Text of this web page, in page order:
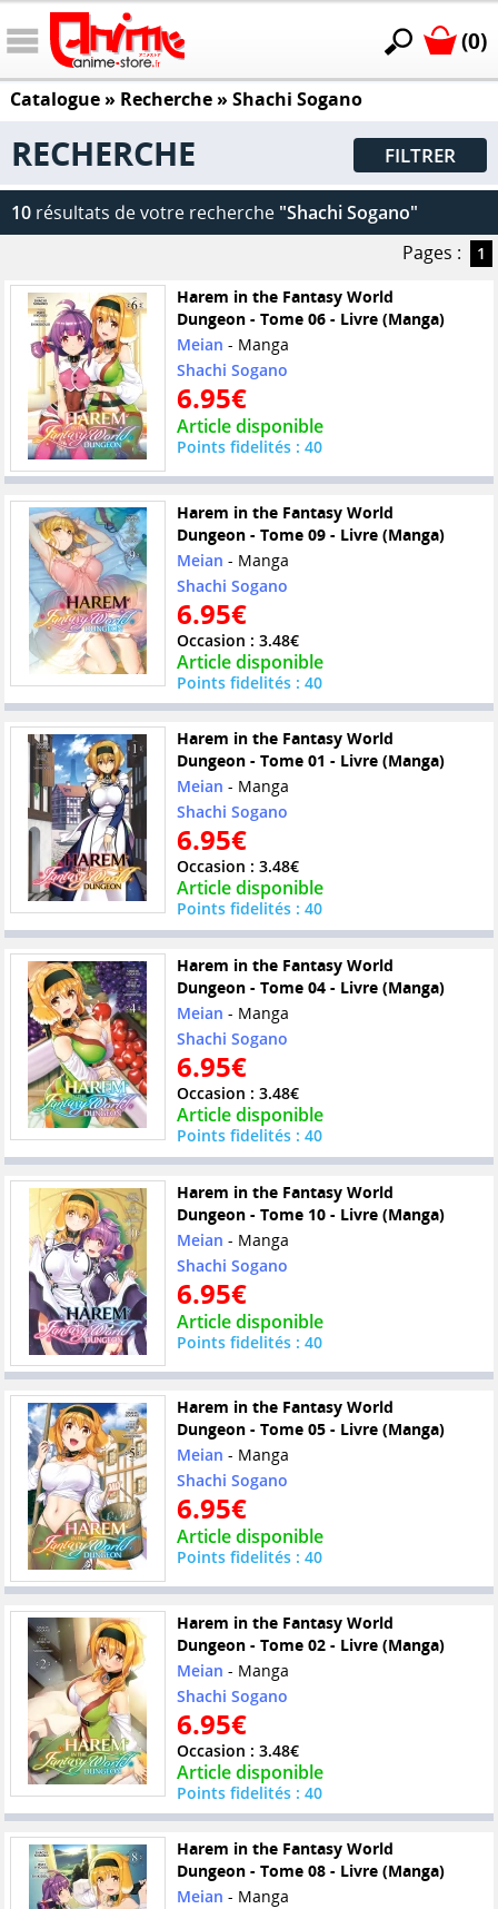
(0)
Catalogue» Recherche » Shachi Sogano
RECHERCHE FILTRER
10 résultats de votre recherche "Shachi Sogano"
Pages :
1
Harem in the Fantasy World
Dungeon - Tome 06 - Livre (Manga)
Meian - Manga
Shachi Sogano
6.95€
Article disponible
Points fidelités : 40
Harem in the Fantasy World
Dungeon - Tome 09 - Livre (Manga)
Meian - Manga
Shachi Sogano
6.95€
Occasion : 3.48€
Article disponible
Points fidelités : 40
Harem in the Fantasy World
Dungeon - Tome 01 - Livre (Manga)
Meian - Manga
Shachi Sogano
6.95€
Occasion : 3.48€
Article disponible
Points fidelités : 40
Harem in the Fantasy World
Dungeon - Tome 04 - Livre (Manga)
Meian - Manga
Shachi Sogano
6.95€
Occasion : 3.48€
Article disponible
Points fidelités : 40
Harem in the Fantasy World
Dungeon - Tome 10 - Livre (Manga)
Meian - Manga
Shachi Sogano
6.95€
Article disponible
Points fidelités : 40
Harem in the Fantasy World
Dungeon - Tome 05 - Livre (Manga)
Meian - Manga
Shachi Sogano
6.95€
Article disponible
Points fidelités : 40
Harem in the Fantasy World
Dungeon - Tome 02 - Livre (Manga)
Meian - Manga
Shachi Sogano
6.95€
Occasion : 3.48€
Article disponible
Points fidelités : 40
Harem in the Fantasy World
Dungeon - Tome 08 - Livre (Manga)
Meian - Manga